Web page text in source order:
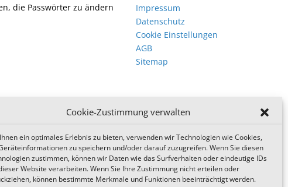
Cookie-Zustimmung verwalten
ein optimales Erlebnis zu bieten, verwenden wir Technologien wie Cookies,
zu speichern und/oder darauf zuzugreifen. Wenn Sie diesen
zustimmen, können wir Daten wie das Surfverhalten oder eindeutige IDs
Website verarbeiten. Wenn Sie Ihre Zustimmung nicht erteilen oder
können bestimmte Merkmale und Funktionen beeinträchtigt werden.
die Passwörter zu ändern
Impressum
Datenschutz
Cookie Einstellungen
AGB
Sitemap